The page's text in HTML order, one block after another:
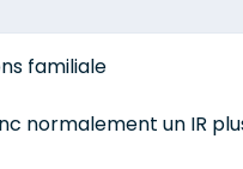
familiale
normalement un IR